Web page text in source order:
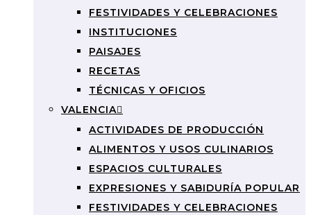
FESTIVIDADES Y CELEBRACIONES
INSTITUCIONES
PAISAJES
RECETAS
TÉCNICAS Y OFICIOS
VALENCIA
ACTIVIDADES DE PRODUCCIÓN
ALIMENTOS Y USOS CULINARIOS
ESPACIOS CULTURALES
EXPRESIONES Y SABIDURÍA POPULAR
FESTIVIDADES Y CELEBRACIONES